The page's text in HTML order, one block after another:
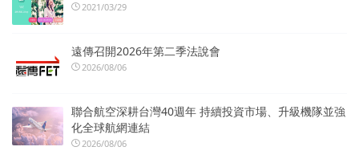
2021/03/29
遠傳召開2026年第二季法說會
2026/08/06
聯合航空深耕台灣40週年 持續投資市場、升級機隊並強
化全球航網連結
2026/08/06